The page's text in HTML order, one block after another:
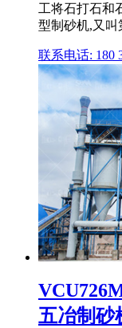
工将石打石和
型制砂机,又叫
联系电话: 180
五冶制砂